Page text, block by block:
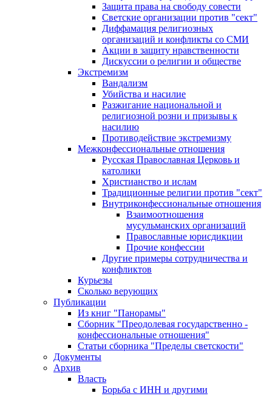
Защита права на свободу совести
Светские организации против "сект"
Диффамация религиозных
организаций и конфликты со СМИ
Акции в защиту нравственности
Дискуссии о религии и обществе
Экстремизм
Вандализм
Убийства и насилие
Разжигание национальной и
религиозной розни и призывы к
насилию
Противодействие экстремизму
Межконфессиональные отношения
Русская Православная Церковь и
католики
Христианство и ислам
Традиционные религии против "сект"
Внутриконфессиональные отношения
Взаимоотношения
мусульманских организаций
Православные юрисдикции
Прочие конфессии
Другие примеры сотрудничества и
конфликтов
Курьезы
Сколько верующих
Публикации
Из книг "Панорамы"
Сборник "Преодолевая государственно -
конфессиональные отношения"
Статьи сборника "Пределы светскости"
Документы
Архив
Власть
Борьба с ИНН и другими